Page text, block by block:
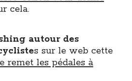
cela.
autour des
s sur le web cette
remet les pédales à